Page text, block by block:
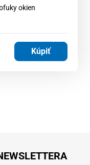
okien
Kúpiť